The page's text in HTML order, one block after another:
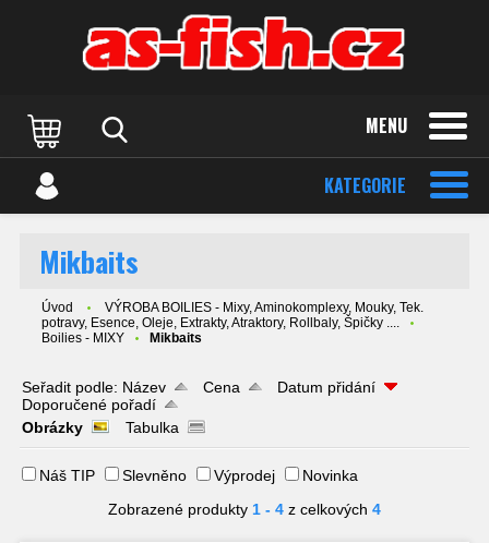
MENU
KATEGORIE
Mikbaits
Úvod
VÝROBA BOILIES - Mixy, Aminokomplexy, Mouky, Tek.
potravy, Esence, Oleje, Extrakty, Atraktory, Rollbaly, Špičky ....
Boilies - MIXY
Mikbaits
Seřadit podle: Název Cena
Datum přidání
Doporučené pořadí
Obrázky
Tabulka
Náš TIP Slevněno Výprodej
Novinka
Zobrazené produkty 1 - 4 z celkových 4